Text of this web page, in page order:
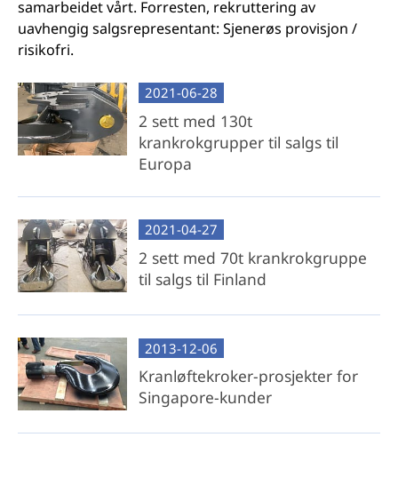
samarbeidet vårt. Forresten, rekruttering av
uavhengig salgsrepresentant: Sjenerøs provisjon /
risikofri.
2021-06-28
2 sett med 130t
krankrokgrupper til salgs til
Europa
2021-04-27
2 sett med 70t krankrokgruppe
til salgs til Finland
2013-12-06
Kranløftekroker-prosjekter for
Singapore-kunder